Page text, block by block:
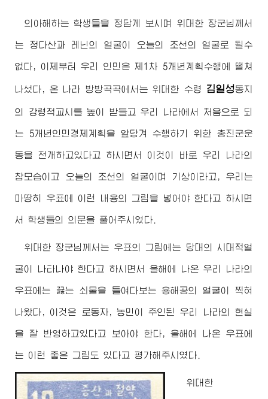
의아해하는 학생들을 정답게 보시며 위대한 장군님께서
는 정다산과 레닌의 얼굴이 오늘의 조선의 얼굴로 될수
없다, 이제부터 우리 인민은 제1차 5개년계획수행에 떨쳐
나섰다, 온 나라 방방곡곡에서는 위대한 수령 김일성동지
의 강령적교시를 높이 받들고 우리 나라에서 처음으로 되
는 5개년인민경제계획을 앞당겨 수행하기 위한 총진군운
동을 전개하고있다고 하시면서 이것이 바로 우리 나라의
참모습이고 오늘의 조선의 얼굴이며 기상이라고, 우리는
마땅히 우표에 이런 내용의 그림을 넣어야 한다고 하시면
서 학생들의 의문을 풀어주시였다.
위대한 장군님께서는 우표의 그림에는 당대의 시대적얼
굴이 나타나야 한다고 하시면서 올해에 나온 우리 나라의
우표에는 끓는 쇠물을 들여다보는 용해공의 얼굴이 찍혀
나왔다, 이것은 로동자, 농민이 주인된 우리 나라의 현실
을 잘 반영하고있다고 보아야 한다, 올해에 나온 우표에
는 이런 좋은 그림도 있다고 평가해주시였다.
위대한